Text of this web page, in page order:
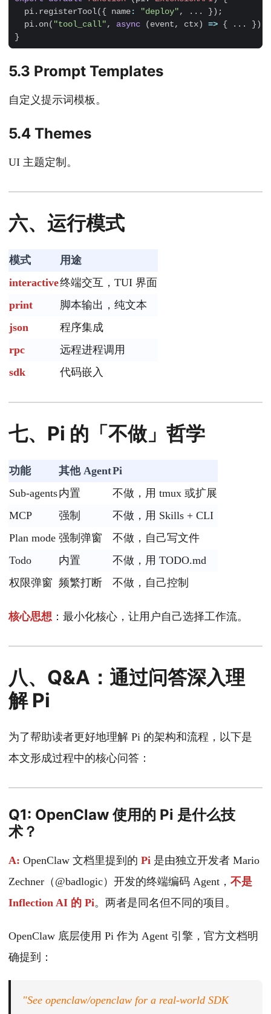
pi. registerTool({ name: "deploy", ...
});
pi. on( "tool_call", async (event, ctx) => { ...
});
}
5.3 Prompt Templates
自定义提示词模板。
5.4 Themes
UI 主题定制。
六、运行模式
模式
用途
interactive终端交互，TUI 界面
print
脚本输出，纯文本
json
程序集成
rpc
远程进程调用
sdk
代码嵌入
七、Pi 的「不做」哲学
功能 其他 AgentPi
Sub-agents内置
不做，用 tmux 或扩展
MCP
强制
不做，用 Skills + CLI
Plan mode 强制弹窗
不做，自己写文件
Todo
内置
不做，用 TODO.md
权限弹窗 频繁打断 不做，自己控制
核心思想 ：最小化核心，让用户自己选择工作流。
八、Q&A：通过问答深入理
解 Pi
为了帮助读者更好地理解 Pi 的架构和流程，以下是
本文形成过程中的核心问答：
Q1: OpenClaw 使用的 Pi 是什么技
术？
A: OpenClaw 文档里提到的 Pi 是由独立开发者 Mario
Zechner（@badlogic）开发的终端编码 Agent， 不是
Inflection AI 的 Pi。两者是同名但不同的项目。
OpenClaw 底层使用 Pi 作为 Agent 引擎，官方文档明
确提到：
"See openclaw/openclaw for a real-world SDK